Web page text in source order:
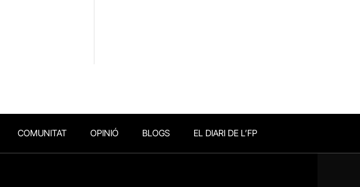
COMUNITAT OPINIÓ BLOGS EL DIARI DE L’FP